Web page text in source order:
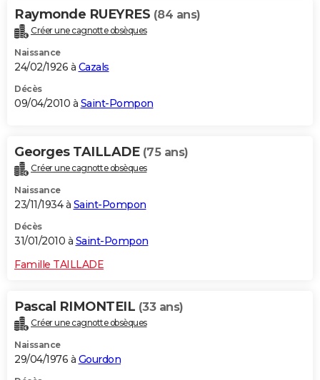
Raymonde RUEYRES (84 ans)
Créer une cagnotte obsèques
Naissance
24/02/1926 à Cazals
Décès
09/04/2010 à Saint-Pompon
Georges TAILLADE (75 ans)
Créer une cagnotte obsèques
Naissance
23/11/1934 à Saint-Pompon
Décès
31/01/2010 à Saint-Pompon
Famille TAILLADE
Pascal RIMONTEIL (33 ans)
Créer une cagnotte obsèques
Naissance
29/04/1976 à Gourdon